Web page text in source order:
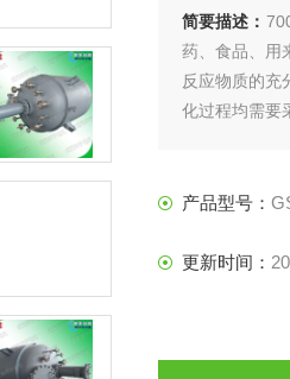
简要描述：
药、食品、用
反应物质的充
化过程均需要
产品型号：
更新时间：